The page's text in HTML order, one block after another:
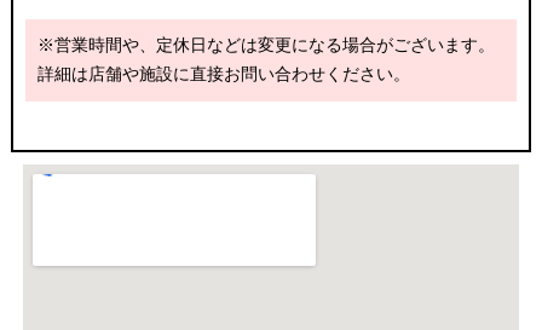
※営業時間や、定休日などは変更になる場合がございます。
詳細は店舗や施設に直接お問い合わせください。